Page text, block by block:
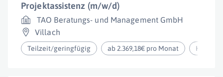
Projektassistenz (m/w/d)
TAO Beratungs- und Management GmbH
Villach
Teilzeit/geringfügig ab 2.369,18€ pro Monat